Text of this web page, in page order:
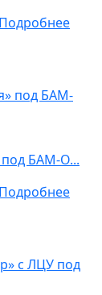
Подробнее
под БАМ-О...
Подробнее